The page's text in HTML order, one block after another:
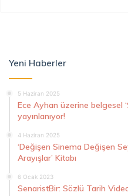
Yeni Haberler
5 Haziran 2025
Ece Ayhan üzerine belgesel
yayınlanıyor!
4 Haziran 2025
‘Değişen Sinema Değişen
Arayışlar’ Kitabı
6 Ocak 2023
SenaristBir: Sözlü Tarih